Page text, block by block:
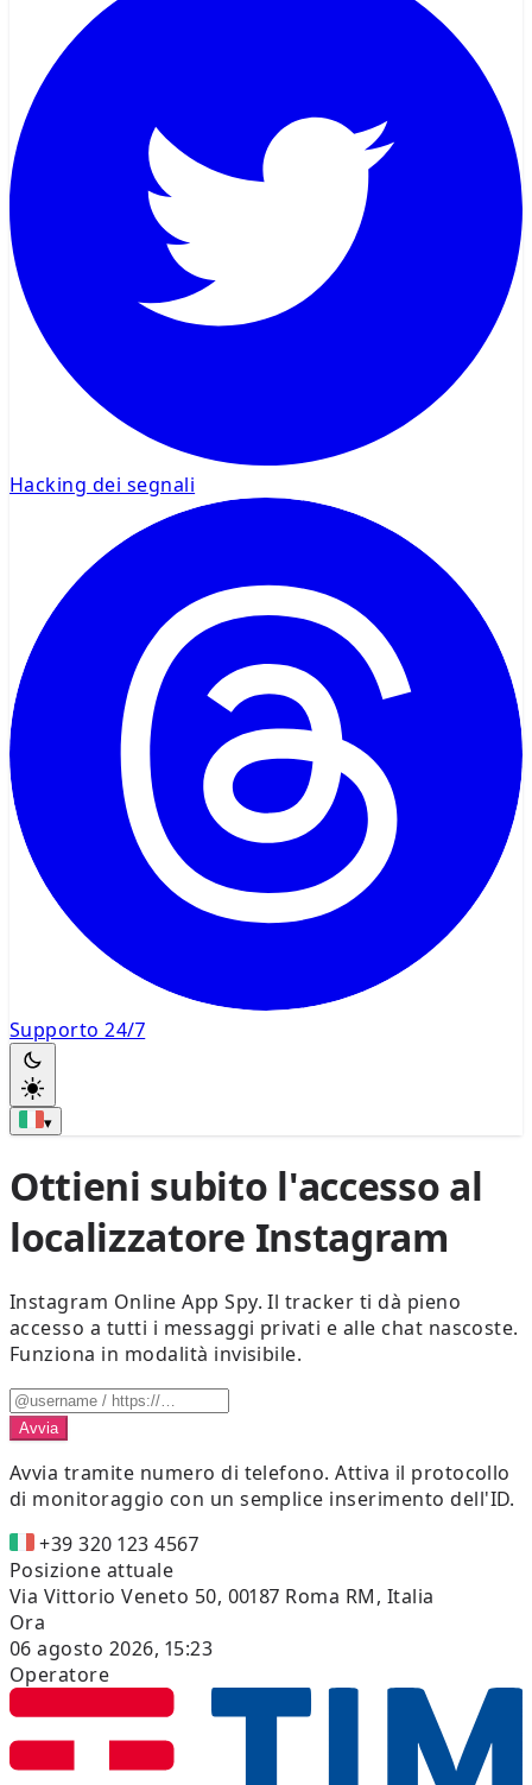
Hacking dei segnali
Supporto 24/7
▾
Ottieni subito l'accesso al
localizzatore Instagram
Instagram Online App Spy. Il tracker ti dà pieno
accesso a tutti i messaggi privati e alle chat nascoste.
Funziona in modalità invisibile.
Avvia
Avvia tramite numero di telefono.Attiva il protocollo
di monitoraggio con un semplice inserimento dell'ID.
+39 320 123 4567
Posizione attuale
Via Vittorio Veneto 50, 00187 Roma RM, Italia
Ora
06 agosto 2026, 15:23
Operatore